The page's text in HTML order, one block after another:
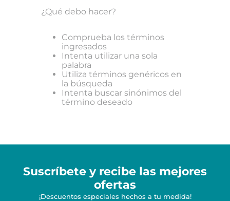
¿Qué debo hacer?
Comprueba los términos
ingresados
Intenta utilizar una sola
palabra
Utiliza términos genéricos en
la búsqueda
Intenta buscar sinónimos del
término deseado
Suscríbete y recibe las mejores
ofertas
¡Descuentos especiales hechos a tu medida!